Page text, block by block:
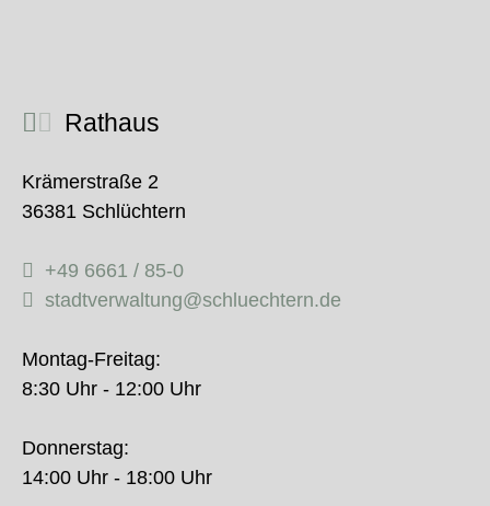
Rathaus
Krämerstraße 2
36381 Schlüchtern
+49 6661 / 85-0
stadtverwaltung@schluechtern.de
Montag-Freitag:
8:30 Uhr - 12:00 Uhr
Donnerstag:
14:00 Uhr - 18:00 Uhr